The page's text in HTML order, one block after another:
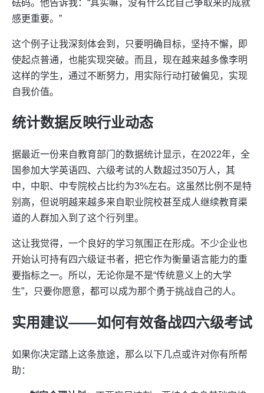
砝码。他告诉我：“其实嘛，没有什么比自己争取来的成就
感更重要。”
这个例子让我深刻体会到，只要明确目标，坚持不懈，即
使起点普通，也能实现突破。而且，现在越来越多像李明
这样的学生，通过不断努力，用实际行动打破偏见，实现
自我价值。
统计数据反映行业动态
据最近一份来自教育部门的数据统计显示，在2022年，全
国参加大学英语四、六级考试的人数超过350万人，其
中，中职、中专院校占比约为3%左右。这虽然比例不是特
别高，但说明越来越多来自职业院校甚至成人继续教育渠
道的人群加入到了这个行列里。
这让我觉得，一个良好的学习氛围正在形成。不少企业也
开始认可持有四六级证书者，把它作为衡量语言能力的重
要指标之一。所以，无论你是不是“传统意义上的大学
生”，只要你愿意，都可以成为那个勇于挑战自己的人。
实用建议——如何有效备战四六级考试
如果你决定踏上这条旅途，那么以下几点或许对你有所帮
助：